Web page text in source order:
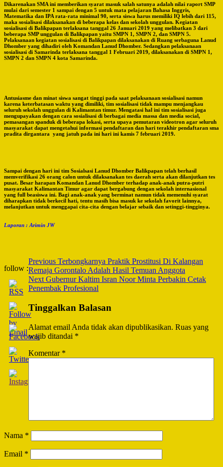
Dikarenakan SMA ini memberikan syarat masuk salah satunya adalah nilai raport SMP
mulai dari semester 1 sampai dengan 5 untuk mata pelajaran Bahasa Inggris,
Matematika dan IPA rata-rata minimal 90, serta siswa harus memiliki IQ lebih dari 115,
maka sosialisasi dilaksanakan di beberapa kelas dan sekolah unggulan. Kegiatan
sosialisasi di Balikpapan terlaksana tanggal 26 Januari 2019 yang melibatkan 3 dari
beberapa SMP unggulan di Balikpapan yaitu SMPN 1, SMPN 2, dan SMPN 5.
Pelaksanaan kegiatan sosialisasi di Balikpapan dilaksanakan di Ruang serbaguna Lanud
Dhomber yang dihadiri oleh Komandan Lanud Dhomber. Sedangkan pelaksanaan
sosialisasi di Samarinda terlaksana tanggal 1 Februari 2019, dilaksanakan di SMPN 1,
SMPN 2 dan SMPN 4 kota Samarinda.
Antusiasme dan minat siswa sangat tinggi pada saat pelaksanaan sosialisasi namun
karena keterbatasan waktu yang dimiliki, tim sosialisasi tidak mampu menjangkau
seluruh sekolah unggulan di Kalimantan timur. Mengatasi hal ini tim sosialisasi juga
mengupayakan dengan cara sosialisasi di berbagai media massa dan media social,
pemasangan spanduk di beberapa lokasi, serta upaya pemutaran videotron agar seluruh
masyarakat dapat mengetahui informasi pendaftaran dan hari terakhir pendaftaran sma
pradita dirgantara yang jatuh pada ini hari ini kamis 7 februari 2019.
Sampai dengan hari ini tim Sosialsasi Lanud Dhomber Balikpapan telah berhasil
memverifikasi 26 orang calon untuk dilaksanakan tes daerah serta akan dilanjutkan tes
pusat. Besar harapan Komandan Lanud Dhomber terhadap anak-anak putra-putri
masyarakat Kalimantan Timur agar dapat bergabung dengan sekolah internasional
yang full beasiswa ini. Bagi anak-anak yang berminat namun tidak memenuhi syarat
diharapkan tidak berkecil hati, tentu masih bisa masuk ke sekolah favorit lainnya,
melanjutkan untuk menggapai cita-cita dengan belajar sebaik dan setinggi-tingginya.
Laporan : Arimin JW
follow :
Post
Navigation
Previous Terbongkarnya Praktik Prostitusi Di Kalangan
Remaja Gorontalo Adalah Hasil Temuan Anggota
NextGubernur Kaltim Isran Noor Minta Perbakin Cetak
Penembak Profesional
Tinggalkan Balasan
Alamat email Anda tidak akan dipublikasikan. Ruas yang
wajib ditandai *
Komentar *
Nama *
Email *